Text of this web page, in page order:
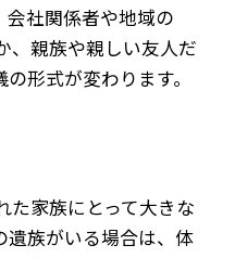
会社関係者や地域の
、親族や親しい友人だ
形式が変わります。
た家族にとって大きな
遺族がいる場合は、体